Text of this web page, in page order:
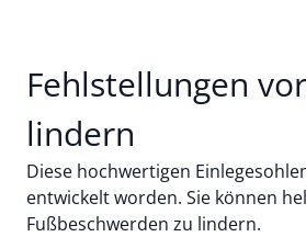
Fehlstellungen
lindern
Diese hochwertigen
entwickelt worden. Sie können
Fußbeschwerden zu lindern.